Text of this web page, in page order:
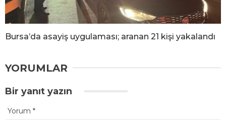
Bursa’da asayiş uygulaması; aranan 21 kişi yakalandı
YORUMLAR
Bir yanıt yazın
Yorum *